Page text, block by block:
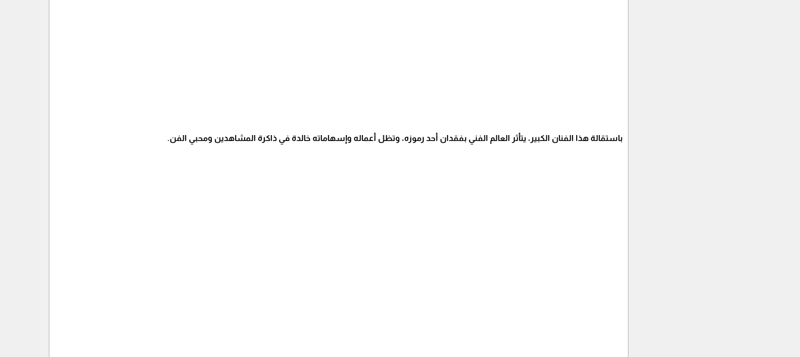
باستقالة هذا الفنان الكبير، يتأثر العالم الفني بفقدان أحد رموزه، وتظل أعماله وإسهاماته خالدة في ذاكرة المشاهدين ومحبي الفن.